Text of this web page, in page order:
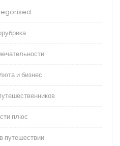
и бизнес
плюс
путешествии